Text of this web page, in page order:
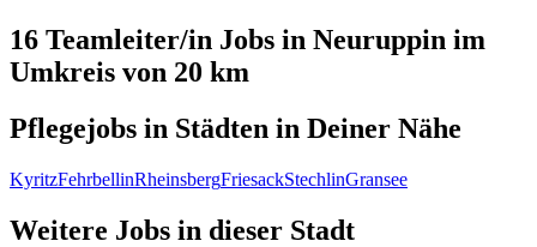
16 Teamleiter/in Jobs in Neuruppin im
Umkreis von 20 km
Pflegejobs in Städten in Deiner Nähe
KyritzFehrbellinRheinsbergFriesackStechlinGransee
Weitere Jobs in dieser Stadt